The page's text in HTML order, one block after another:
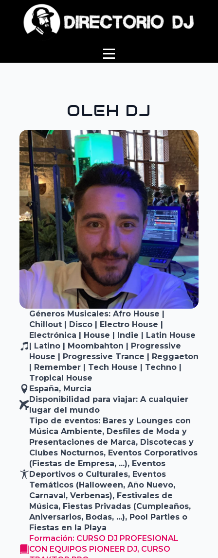
OLEH DJ
Géneros Musicales: Afro House |
Chillout | Disco | Electro House |
Electrónica | House | Indie | Latin House
| Latino | Moombahton | Progressive
House | Progressive Trance | Reggaeton
| Remember | Tech House | Techno |
Tropical House
España, Murcia
Disponibilidad para viajar: A cualquier
lugar del mundo
Tipo de eventos: Bares y Lounges con
Música Ambiente, Desfiles de Moda y
Presentaciones de Marca, Discotecas y
Clubes Nocturnos, Eventos Corporativos
(Fiestas de Empresa, ...), Eventos
Deportivos o Culturales, Eventos
Temáticos (Halloween, Año Nuevo,
Carnaval, Verbenas), Festivales de
Música, Fiestas Privadas (Cumpleaños,
Aniversarios, Bodas, ...), Pool Parties o
Fiestas en la Playa
Formación: CURSO DJ PROFESIONAL
CON EQUIPOS PIONEER DJ, CURSO